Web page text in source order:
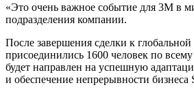
«Это очень важное событие для 3М в
подразделения компании.
После завершения сделки к
присоединились 1600 человек по
будет направлен на успешную
и обеспечение непрерывности бизнеса